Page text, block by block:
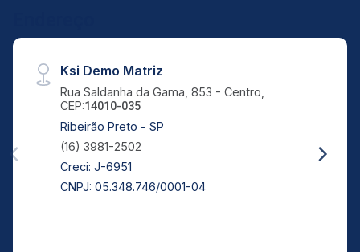
Ksi Demo Matriz
Rua Saldanha da Gama, 853 - Centro,
CEP:14010-035
Ribeirão Preto - SP
(16) 3981-2502
Creci: J-6951
CNPJ: 05.348.746/0001-04